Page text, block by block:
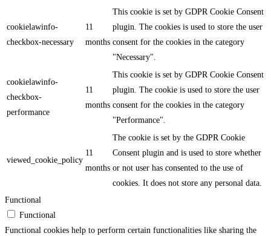
cookielawinfo-
checkbox-necessary
11
months
This cookie is set by GDPR Cookie Consent
plugin. The cookies is used to store the user
consent for the cookies in the category
"Necessary".
cookielawinfo-
checkbox-
performance
11
months
This cookie is set by GDPR Cookie Consent
plugin. The cookie is used to store the user
consent for the cookies in the category
"Performance".
viewed_cookie_policy
11
months
The cookie is set by the GDPR Cookie
Consent plugin and is used to store whether
or not user has consented to the use of
cookies. It does not store any personal data.
Functional
Functional
Functional cookies help to perform certain functionalities like sharing the